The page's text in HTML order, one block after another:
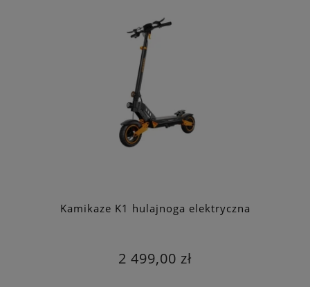
Kamikaze K1 hulajnoga elektryczna
2 499,00 zł